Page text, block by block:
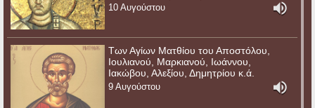
10 Αυγούστου
Των Αγίων Ματθίου του Αποστόλου,
Ιουλιανού, Μαρκιανού, Ιωάννου,
Ιακώβου, Αλεξίου, Δημητρίου κ.ά.
9 Αυγούστου